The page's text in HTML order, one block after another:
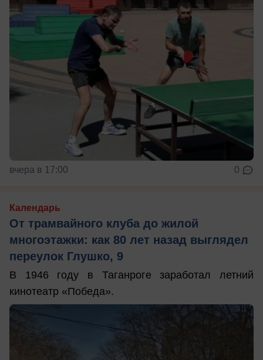
вчера в 17:00 0
Календарь
От трамвайного клуба до жилой
многоэтажки: как 80 лет назад выглядел
переулок Глушко, 9
В 1946 году в Таганроге заработал летний
кинотеатр «Победа».